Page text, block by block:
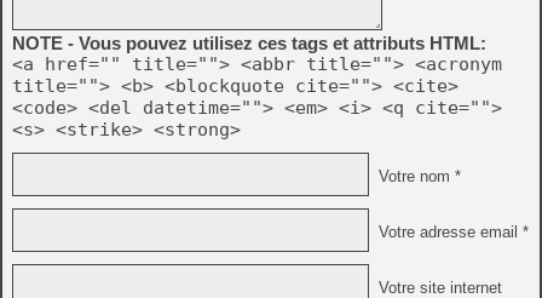
NOTE - Vous pouvez utilisez ces tags et attributs HTML:
<a href="" title=""> <abbr title=""> <acronym
title=""> <b> <blockquote cite=""> <cite>
<code> <del datetime=""> <em> <i> <q cite="">
<s> <strike> <strong>
Votre nom *
Votre adresse email *
Votre site internet